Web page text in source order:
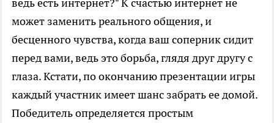
ведь есть интернет?" К счастью интернет не
может заменить реального общения, и
бесценного чувства, когда ваш соперник сидит
перед вами, ведь это борьба, глядя друг другу с
глаза. Кстати, по окончанию презентации игры
каждый участник имеет шанс забрать ее домой.
Победитель определяется простым